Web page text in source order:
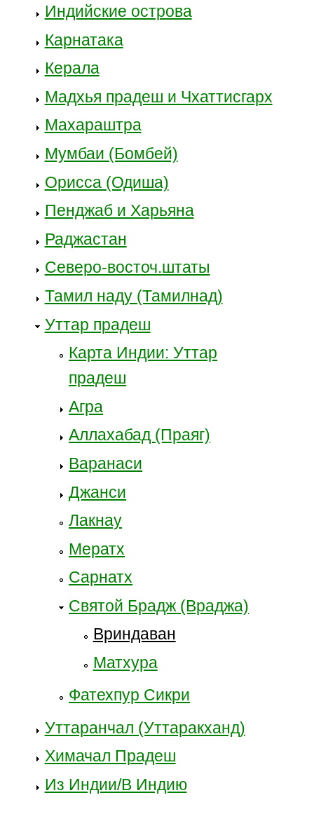
Индийские острова
Карнатака
Керала
Мадхья прадеш и Чхаттисгарх
Махараштра
Мумбаи (Бомбей)
Орисса (Одиша)
Пенджаб и Харьяна
Раджастан
Северо-восточ.штаты
Тамил наду (Тамилнад)
Уттар прадеш
Карта Индии: Уттар
прадеш
Агра
Аллахабад (Праяг)
Варанаси
Джанси
Лакнау
Мератх
Сарнатх
Святой Брадж (Враджа)
Вриндаван
Матхура
Фатехпур Сикри
Уттаранчал (Уттаракханд)
Химачал Прадеш
Из Индии/В Индию